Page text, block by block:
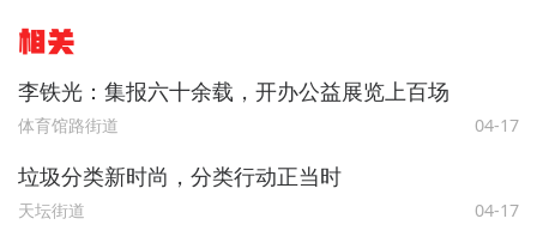
相关
李铁光：集报六十余载，开办公益展览上百场
体育馆路街道 04-17
垃圾分类新时尚，分类行动正当时
天坛街道 04-17